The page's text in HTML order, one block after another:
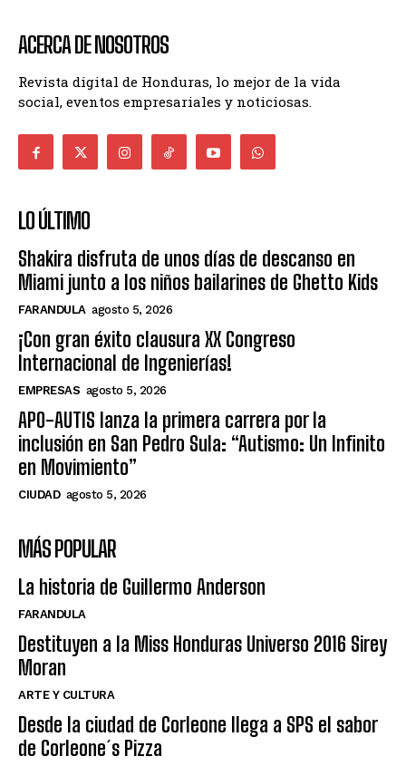
ACERCA DE NOSOTROS
Revista digital de Honduras, lo mejor de la vida
social, eventos empresariales y noticiosas.
LO ÚLTIMO
Shakira disfruta de unos días de descanso en
Miami junto a los niños bailarines de Ghetto Kids
FARANDULA agosto 5, 2026
¡Con gran éxito clausura XX Congreso
Internacional de Ingenierías!
EMPRESAS agosto 5, 2026
APO-AUTIS lanza la primera carrera por la
inclusión en San Pedro Sula: “Autismo: Un Infinito
en Movimiento”
CIUDAD agosto 5, 2026
MÁS POPULAR
La historia de Guillermo Anderson
FARANDULA
Destituyen a la Miss Honduras Universo 2016 Sirey
Moran
ARTE Y CULTURA
Desde la ciudad de Corleone llega a SPS el sabor
de Corleone´s Pizza